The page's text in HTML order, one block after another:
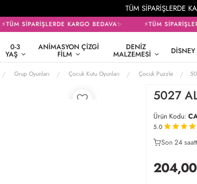
TÜM SİPARİŞLERDE
⚡TÜM SİPARİŞLERDE KARGO BEDAVA✨ ⚡TÜM
0-3
YAŞ
ANIMASYON ÇIZGI
FILM
DENIZ
MALZEMESI DISNEY
Grup Oyunları Çocuk Kutu Oyunları Çocuk Puzzle
5027
Ürün Kodu:
5.0
31
Son 24
204,00